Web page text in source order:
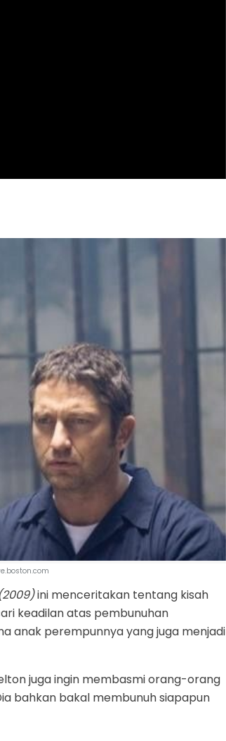
ini menceritakan tentang kisah
keadilan atas pembunuhan
anak perempunnya yang juga menjadi
juga ingin membasmi orang-orang
bahkan bakal membunuh siapapun